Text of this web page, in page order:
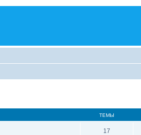
ТЕМЫ
17